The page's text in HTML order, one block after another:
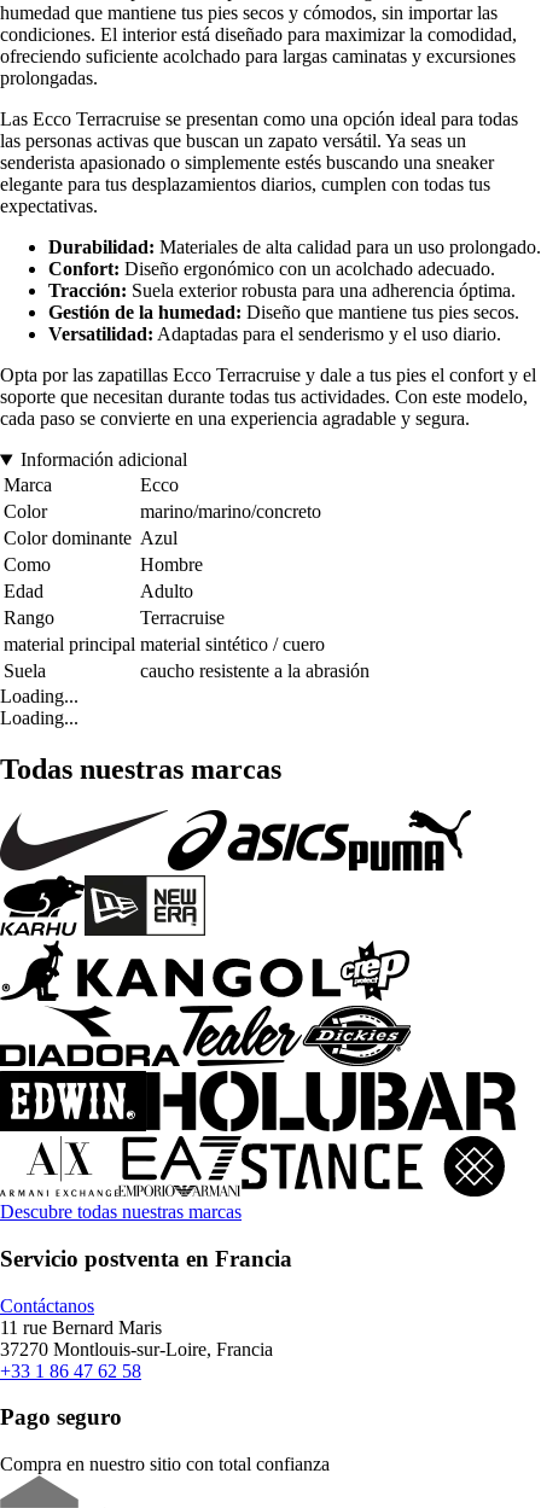
humedad que mantiene tus pies secos y cómodos, sin importar las
condiciones. El interior está diseñado para maximizar la comodidad,
ofreciendo suficiente acolchado para largas caminatas y excursiones
prolongadas.
Las Ecco Terracruise se presentan como una opción ideal para todas
las personas activas que buscan un zapato versátil. Ya seas un
senderista apasionado o simplemente estés buscando una sneaker
elegante para tus desplazamientos diarios, cumplen con todas tus
expectativas.
Durabilidad: Materiales de alta calidad para un uso prolongado.
Confort: Diseño ergonómico con un acolchado adecuado.
Tracción: Suela exterior robusta para una adherencia óptima.
Gestión de la humedad: Diseño que mantiene tus pies secos.
Versatilidad: Adaptadas para el senderismo y el uso diario.
Opta por las zapatillas Ecco Terracruise y dale a tus pies el confort y el
soporte que necesitan durante todas tus actividades. Con este modelo,
cada paso se convierte en una experiencia agradable y segura.
Información adicional
Marca
Ecco
Color
marino/marino/concreto
Color dominante Azul
Como
Hombre
Edad
Adulto
Rango
Terracruise
material principal material sintético / cuero
Suela
caucho resistente a la abrasión
Loading...
Loading...
Todas nuestras marcas
Descubre todas nuestras marcas
Servicio postventa en Francia
Contáctanos
11 rue Bernard Maris
37270 Montlouis-sur-Loire, Francia
+33 1 86 47 62 58
Pago seguro
Compra en nuestro sitio con total confianza